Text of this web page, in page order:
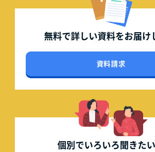
無料で詳しい資料をお届け
資料請求
個別でいろいろ聞きた